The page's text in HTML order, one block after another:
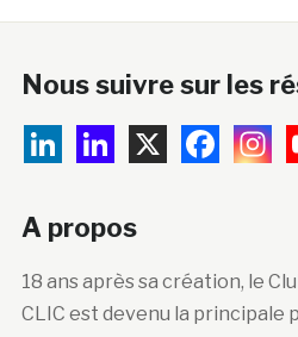
Nous suivre sur les
A propos
18 ans après sa création, le
CLIC est devenu la principale